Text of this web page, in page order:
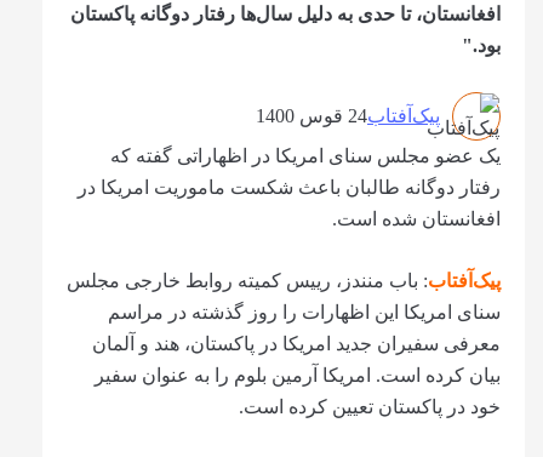
افغانستان، تا حدی به دلیل سال‌ها رفتار دوگانه پاکستان
بود."
پیک‌آفتاب24 قوس 1400
یک عضو مجلس سنای امریکا در اظهاراتی گفته‌ که
رفتار دوگانه طالبان باعث شکست ماموریت امریکا در
افغانستان شده است.
پیک‌آفتاب: باب منندز، رییس کمیته روابط خارجی مجلس
سنای امریکا این اظهارات را روز گذشته در مراسم
معرفی سفیران جدید امریکا در پاکستان، هند و آلمان
بیان کرده است. امریکا آرمین بلوم را به عنوان سفیر
خود در پاکستان تعیین کرده است.